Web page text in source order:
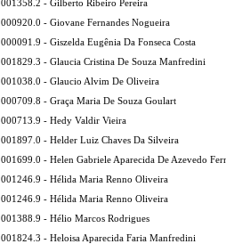
001358.2 - Gilberto Ribeiro Pereira
000920.0 - Giovane Fernandes Nogueira
000091.9 - Giszelda Eugênia Da Fonseca Costa
001829.3 - Glaucia Cristina De Souza Manfredini
001038.0 - Glaucio Alvim De Oliveira
000709.8 - Graça Maria De Souza Goulart
000713.9 - Hedy Valdir Vieira
001897.0 - Helder Luiz Chaves Da Silveira
001699.0 - Helen Gabriele Aparecida De Azevedo
001246.9 - Hélida Maria Renno Oliveira
001246.9 - Hélida Maria Renno Oliveira
001388.9 - Hélio Marcos Rodrigues
001824.3 - Heloisa Aparecida Faria Manfredini